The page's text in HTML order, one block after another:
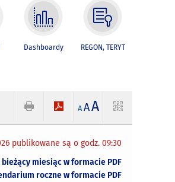
Dashboardy REGON, TERYT
A AA
publikowane są o godz. 09:30
miesiąc w formacie PDF
roczne w formacie PDF